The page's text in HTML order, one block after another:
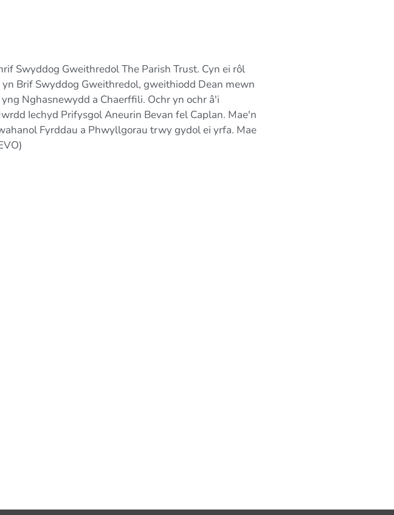
Swyddog Gweithredol The Parish Trust. Cyn ei rôl
Brif Swyddog Gweithredol, gweithiodd Dean mewn
Nghasnewydd a Chaerffili. Ochr yn ochr â'i
Iechyd Prifysgol Aneurin Bevan fel Caplan. Mae'n
Fyrddau a Phwyllgorau trwy gydol ei yrfa. Mae